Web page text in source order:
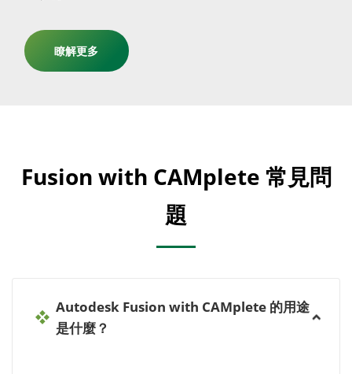
瞭解更多
Fusion with CAMplete 常見問
題
Autodesk Fusion with CAMplete 的用途
是什麼？